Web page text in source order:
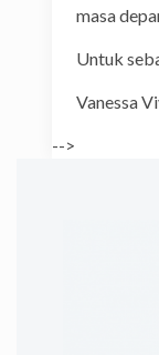
masa
Untuk
-->